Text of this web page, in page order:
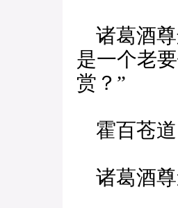
诸葛酒尊
是一个老
赏？”
霍百苍道
诸葛酒尊